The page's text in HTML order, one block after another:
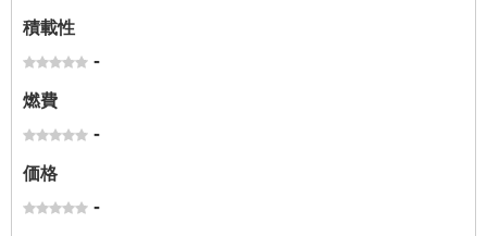
積載性
-
燃費
-
価格
-